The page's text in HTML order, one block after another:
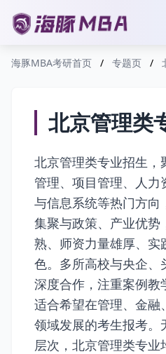
海豚MBA考研首页 / 专题页 /
北京管理类
北京管理类专业招生，
管理、项目管理、人力
与信息系统等热门方向
集聚与政策、产业优势
熟、师资力量雄厚、实
色。多所高校与央企、
深度合作，注重案例教
适合希望在管理、金融
领域发展的考生报考。
层次，北京管理类专